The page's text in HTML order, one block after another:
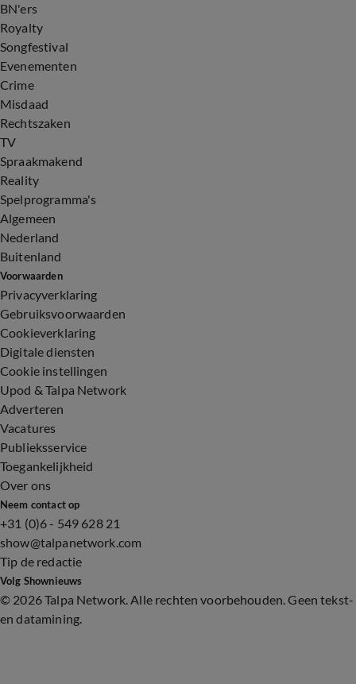
BN'ers
Royalty
Songfestival
Evenementen
Crime
Misdaad
Rechtszaken
TV
Spraakmakend
Reality
Spelprogramma's
Algemeen
Nederland
Buitenland
Voorwaarden
Privacyverklaring
Gebruiksvoorwaarden
Cookieverklaring
Digitale diensten
Cookie instellingen
Upod & Talpa Network
Adverteren
Vacatures
Publieksservice
Toegankelijkheid
Over ons
Neem contact op
+31 (0)6 - 549 628 21
show@talpanetwork.com
Tip de redactie
Volg Shownieuws
© 2026 Talpa Network. Alle rechten voorbehouden. Geen tekst-
en datamining.